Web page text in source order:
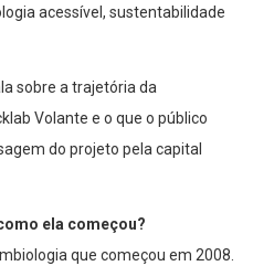
acessível, sustentabilidade
sobre a trajetória da
Volante e o que o público
do projeto pela capital
ela começou?
que começou em 2008.